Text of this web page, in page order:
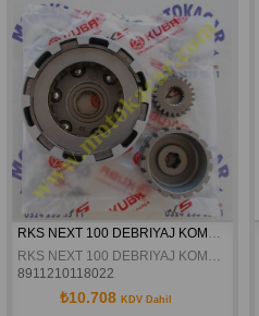
RKS NEXT 100 DEBRIYAJ KOMPLE ORJINAL
RKS NEXT 100 DEBRIYAJ KOMPLE ORJINAL
8911210118022
₺10.708 KDV Dahil